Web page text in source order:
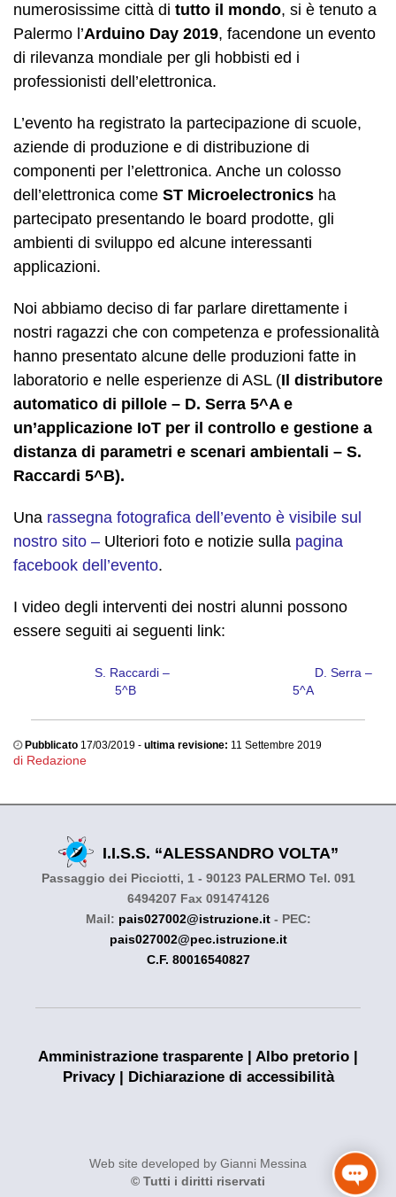
numerosissime città di tutto il mondo, si è tenuto a
Palermo l’Arduino Day 2019, facendone un evento
di rilevanza mondiale per gli hobbisti ed i
professionisti dell’elettronica.
L’evento ha registrato la partecipazione di scuole,
aziende di produzione e di distribuzione di
componenti per l’elettronica. Anche un colosso
dell’elettronica come ST Microelectronics ha
partecipato presentando le board prodotte, gli
ambienti di sviluppo ed alcune interessanti
applicazioni.
Noi abbiamo deciso di far parlare direttamente i
nostri ragazzi che con competenza e professionalità
hanno presentato alcune delle produzioni fatte in
laboratorio e nelle esperienze di ASL (Il distributore
automatico di pillole – D. Serra 5^A e
un’applicazione IoT per il controllo e gestione a
distanza di parametri e scenari ambientali – S.
Raccardi 5^B).
Una rassegna fotografica dell’evento è visibile sul
nostro sito – Ulteriori foto e notizie sulla pagina
facebook dell’evento.
I video degli interventi dei nostri alunni possono
essere seguiti ai seguenti link:
S. Raccardi –
5^B
D. Serra –
5^A
Pubblicato 17/03/2019 - ultima revisione: 11 Settembre 2019
di Redazione
I.I.S.S. “ALESSANDRO VOLTA”
Passaggio dei Picciotti, 1 - 90123 PALERMO Tel. 091
6494207 Fax 091474126
Mail: pais027002@istruzione.it- PEC:
pais027002@pec.istruzione.it
C.F. 80016540827
Amministrazione trasparente Albo pretorio
Privacy| Dichiarazione di accessibilità
Web site developed by Gianni Messina
© Tutti i diritti riservati